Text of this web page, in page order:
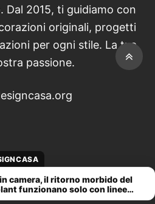
Dal 2015, ti guidiamo con
originali, progetti
per ogni stile. La tua
passione.
camera, il ritorno morbido del
funzionano solo con linee